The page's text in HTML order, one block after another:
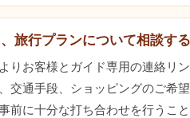
旅行プランについて相談す
りお客様とガイド専用の連絡リ
交通手段、ショッピングのご希
前に十分な打ち合わせを行うこ